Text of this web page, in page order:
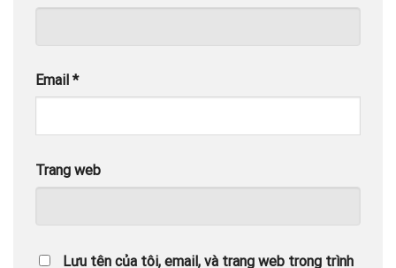
Email *
Trang web
Lưu tên của tôi, email, và trang web trong trình